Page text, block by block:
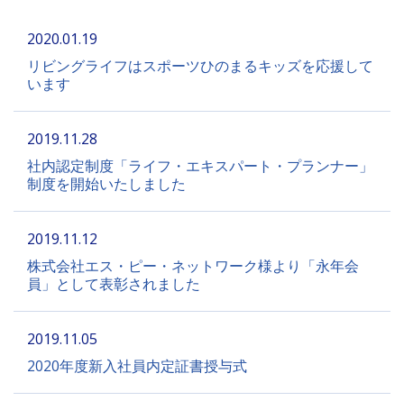
2020.01.19
リビングライフはスポーツひのまるキッズを応援して
います
2019.11.28
社内認定制度「ライフ・エキスパート・プランナー」
制度を開始いたしました
2019.11.12
株式会社エス・ピー・ネットワーク様より「永年会
員」として表彰されました
2019.11.05
2020年度新入社員内定証書授与式